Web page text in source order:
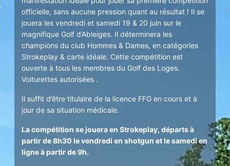
officielle, sans aucune pression quant au résultat ! Il se
jouera les vendredi et samedi 19 & 20 juin sur le
magnifique Golf d’Ableiges. Il déterminera les
champions du club Hommes & Dames, en catégories
Strokeplay & carte idéale. Cette compétition est
ouverte à tous les membres du Golf des Loges.
Voiturettes autorisées .
Il suffit d’être titulaire de la licence FFG en cours et à
jour de sa situation médicale.
La compétition se jouera en Strokeplay, départs à
partir de 8h30 le vendredi en shotgun et le samedi en
ligne à partir de 9h.